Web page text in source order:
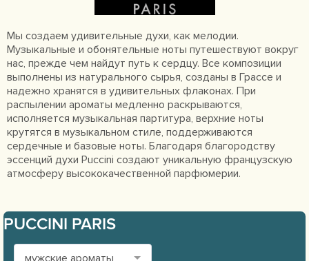
Мы создаем удивительные духи, как мелодии.
Музыкальные и обонятельные ноты путешествуют вокруг
нас, прежде чем найдут путь к сердцу. Все композиции
выполнены из натурального сырья, созданы в Грассе и
надежно хранятся в удивительных флаконах. При
распылении ароматы медленно раскрываются,
исполняется музыкальная партитура, верхние ноты
крутятся в музыкальном стиле, поддерживаются
сердечные и базовые ноты. Благодаря благородству
эссенций духи Puccini создают уникальную французскую
атмосферу высококачественной парфюмерии.
PUCCINI PARIS
мужские ароматы